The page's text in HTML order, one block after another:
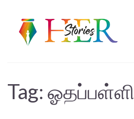
Tag: ஓதப்பள்ளி